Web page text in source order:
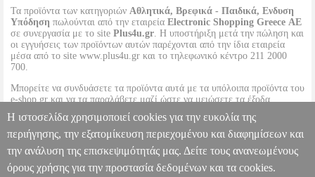
Τα προϊόντα των κατηγοριών Αθλητικά, Βρεφικά - Παιδικά, Ενδυση
Υπόδηση πωλούνται από την εταιρεία Electronic Shopping Greece ΑΕ
σε συνεργασία με το site Plus4u.gr. Η υποστήριξη μετά την πώληση και
οι εγγυήσεις των προϊόντων αυτών παρέχονται από την ίδια εταιρεία
μέσα από το site www.plus4u.gr και το τηλεφωνικό κέντρο 211 2000
700.
Μπορείτε να συνδυάσετε τα προϊόντα αυτά με τα υπόλοιπα προϊόντα του
e-shop.gr και να τα παραλάβετε μαζί ώστε να μειώσετε τα έξοδα
αποστολής. Μπορείτε επίσης να παραλάβετε από οποιοδήποτε eshop
point με μηδενικά έξοδα αποστολής ανεξαρτήτως ύψους παραγγελίας!
ΦΟΡΕΜΑ VERO MODA VMAPRIL 10213298 ΧΑΚΙ
PL3.122186265 PL3.122186265 VERO MODA VERO MODA
Η ιστοσελίδα χρησιμοποιεί cookies για την ευκολία της
περιήγησης, την εξατομίκευση περιεχομένου και διαφημίσεων και
την ανάλυση της επισκεψιμότητάς μας. Δείτε τους ανανεωμένους
όρους χρήσης για την προστασία δεδομένων και τα cookies.